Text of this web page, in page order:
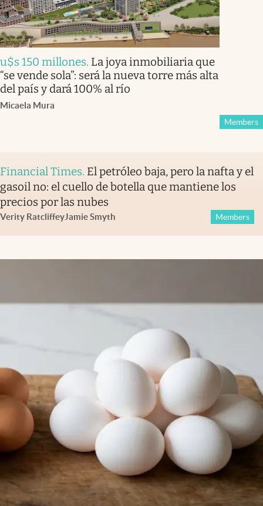
u$s 150 millones. La joya inmobiliaria que
“se vende sola”: será la nueva torre más alta
del país y dará 100% al río
Micaela Mura
Members
Financial Times. El petróleo baja, pero la nafta y el
gasoil no: el cuello de botella que mantiene los
precios por las nubes
Verity RatcliffeyJamie Smyth Members